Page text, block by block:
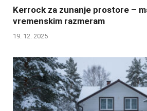
Kerrock za zunanje prostore –
vremenskim razmeram
19. 12. 2025